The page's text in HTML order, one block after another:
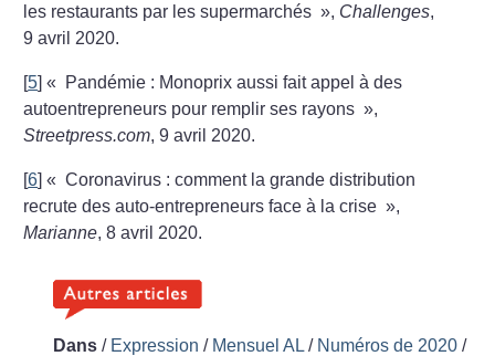
les restaurants par les supermarchés », Challenges,
9 avril 2020.
[5]«
Pandémie : Monoprix aussi fait appel à des
autoentrepreneurs pour remplir ses rayons »,
Streetpress.com, 9 avril 2020.
[6]« Coronavirus : comment la grande distribution
recrute des auto-entrepreneurs face à la crise »,
Marianne, 8 avril 2020.
Dans / Expression / Mensuel AL / Numéros de 2020 /